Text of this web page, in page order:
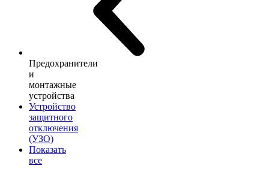
Предохранители
и
монтажные
устройства
Устройство
защитного
отключения
(УЗО)
Показать
все